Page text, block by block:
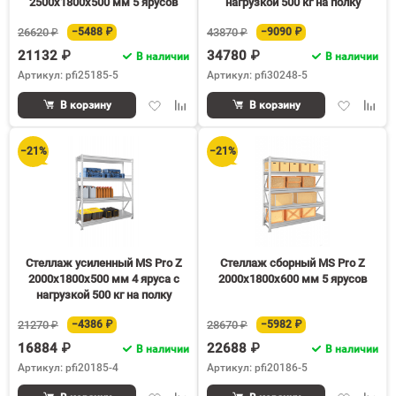
26620 ₽ −5488 ₽
21132 ₽
В наличии
Артикул: pfi25185-5
ДобавитьДобавить
сравнению
В корзину
43870 ₽ −9090 ₽
34780 ₽
В наличии
Артикул: pfi30248-5
Добавить
В корзину
−21%
Стеллаж усиленный MS Pro Z
2000х1800х500 мм 4 яруса с
нагрузкой 500 кг на полку
21270 ₽ −4386 ₽
16884 ₽
В наличии
Артикул: pfi20185-4
−21%
Стеллаж сборный MS Pro Z
2000х1800х600 мм 5 ярусов
28670 ₽ −5982 ₽
22688 ₽
В наличии
Артикул: pfi20186-5